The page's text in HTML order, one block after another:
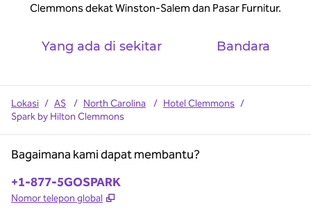
Clemmons dekat Winston-Salem dan Pasar Furnitur.
Yang ada di sekitar Bandara
Lokasi / AS / North Carolina / Hotel Clemmons /
Spark by Hilton Clemmons
Bagaimana kami dapat membantu?
Telepon:
+1-877-5GOSPARK
Nomor telepon global ,